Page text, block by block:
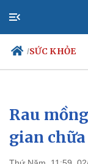
/SỨC KHỎE
Chính trị
Đảng
Tổ chức nhân sự
Rau
gian